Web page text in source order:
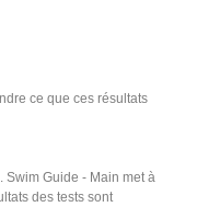
ce que ces résultats
Swim Guide - Main met à
des tests sont